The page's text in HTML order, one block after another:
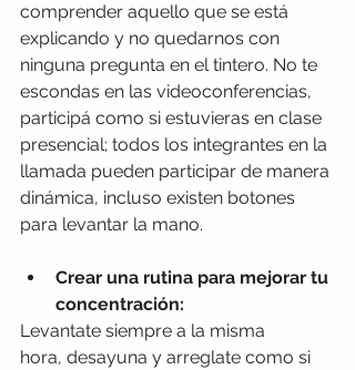
comprender aquello que se está
explicando y no quedarnos con
ninguna pregunta en el tintero. No te
escondas en las videoconferencias,
participá como si estuvieras en clase
presencial; todos los integrantes en la
llamada pueden participar de manera
dinámica, incluso existen botones
para levantar la mano.
Crear una rutina para mejorar tu
concentración:
Levantate siempre a la misma
hora, desayuna y arreglate como si